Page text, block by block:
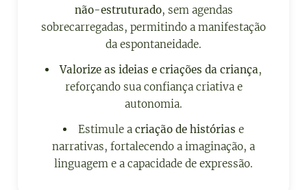
não-estruturado, sem agendas
sobrecarregadas, permitindo a manifestação
da espontaneidade.
Valorize as ideias e criações da criança,
reforçando sua confiança criativa e
autonomia.
Estimule a criação de histórias e
narrativas, fortalecendo a imaginação, a
linguagem e a capacidade de expressão.